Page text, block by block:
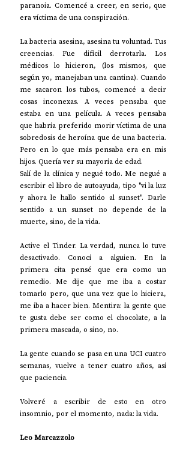
paranoia. Comencé a creer, en serio, que
era víctima de una conspiración.
La bacteria asesina, asesina tu voluntad. Tus
creencias. Fue difícil derrotarla. Los
médicos lo hicieron, (los mismos, que
según yo, manejaban una cantina). Cuando
me sacaron los tubos, comencé a decir
cosas inconexas. A veces pensaba que
estaba en una película. A veces pensaba
que habría preferido morir víctima de una
sobredosis de heroína que de una bacteria.
Pero en lo que más pensaba era en mis
hijos. Quería ver su mayoría de edad.
Salí de la clínica y negué todo. Me negué a
escribir el libro de autoayuda, tipo "vi la luz
y ahora le hallo sentido al sunset". Darle
sentido a un sunset no depende de la
muerte, sino, de la vida.
Active el Tinder. La verdad, nunca lo tuve
desactivado. Conocí a alguien. En la
primera cita pensé que era como un
remedio. Me dije que me iba a costar
tomarlo pero, que una vez que lo hiciera,
me iba a hacer bien. Mentira: la gente que
te gusta debe ser como el chocolate, a la
primera mascada, o sino, no.
La gente cuando se pasa en una UCI cuatro
semanas, vuelve a tener cuatro años, así
que paciencia.
Volveré a escribir de esto en otro
insomnio, por el momento, nada: la vida.
Leo Marcazzolo